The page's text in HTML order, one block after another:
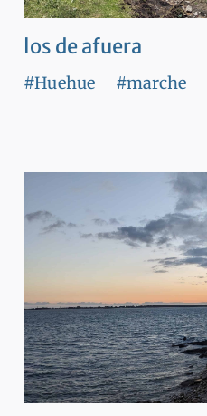
los de afuera
#Huehue #marche